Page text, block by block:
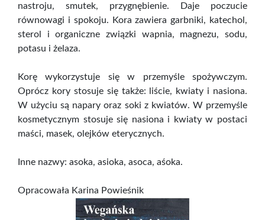
nastroju, smutek, przygnębienie. Daje poczucie
równowagi i spokoju. Kora zawiera garbniki, katechol,
sterol i organiczne związki wapnia, magnezu, sodu,
potasu i żelaza.
Korę wykorzystuje się w przemyśle spożywczym.
Oprócz kory stosuje się także: liście, kwiaty i nasiona.
W użyciu są napary oraz soki z kwiatów. W przemyśle
kosmetycznym stosuje się nasiona i kwiaty w postaci
maści, masek, olejków eterycznych.
Inne nazwy: asoka, asioka, asoca, aśoka.
Opracowała Karina Powieśnik